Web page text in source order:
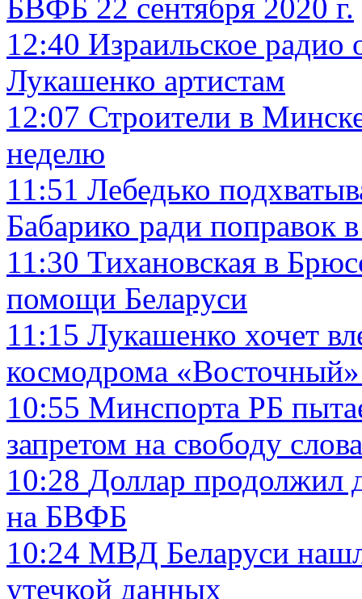
БВФБ 22 сентября 2020 г.
12:40 Израильское
Лукашенко артистам
12:07 Строители в
неделю
11:51 Лебедько
Бабарико ради поправок
11:30 Тихановская в
помощи Беларуси
11:15 Лукашенко хочет
космодрома
10:55 Минспорта РБ
запретом на свободу слова
10:28 Доллар продолжил
на БВФБ
10:24 МВД Беларуси
утечкой данных